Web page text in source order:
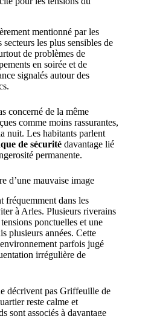
mentionné par les
les plus sensibles de
de problèmes de
en soirée et de
signalés autour des
concerné de la même
comme moins rassurantes,
nuit. Les habitants parlent
de sécurité davantage lié
permanente.
d’une mauvaise image
dans les
à Arles. Plusieurs riverains
ponctuelles et une
plusieurs années. Cette
parfois jugé
irrégulière de
décrivent pas Griffeuille de
reste calme et
sont associés à davantage